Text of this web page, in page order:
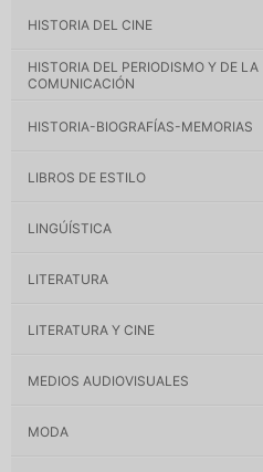
HISTORIA DEL CINE
HISTORIA DEL PERIODISMO Y DE LA
COMUNICACIÓN
HISTORIA-BIOGRAFÍAS-MEMORIAS
LIBROS DE ESTILO
LINGÚÍSTICA
LITERATURA
LITERATURA Y CINE
MEDIOS AUDIOVISUALES
MODA